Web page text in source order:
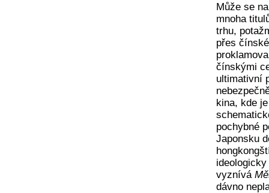
Může se
mnoha
trhu,
přes
čínskými
ultimativní
kina, kde
pochybné
Japonsku
vyznívá
dávno